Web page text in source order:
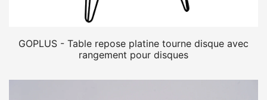
GOPLUS - Table repose platine tourne disque avec
rangement pour disques